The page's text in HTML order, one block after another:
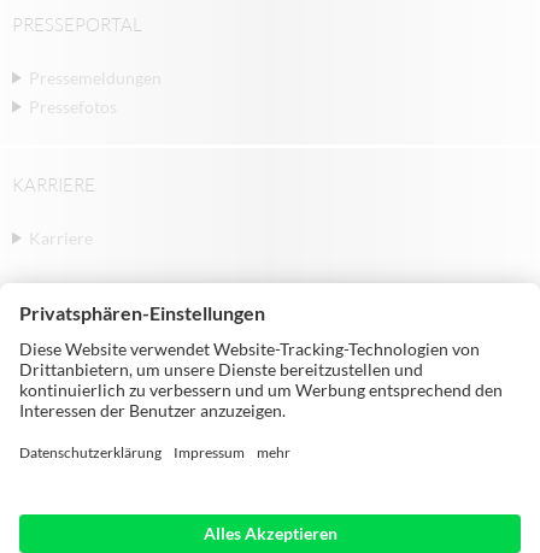
PRESSEPORTAL
Pressemeldungen
Pressefotos
KARRIERE
Karriere
97941 Tauberbischofsheim | Germany |